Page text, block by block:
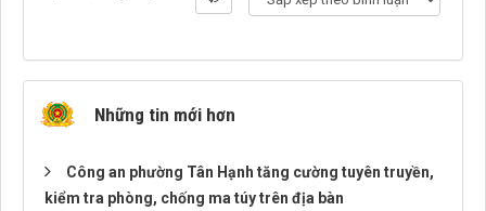
Những tin mới hơn
Công an phường Tân Hạnh tăng cường tuyên truyền,
kiểm tra phòng, chống ma túy trên địa bàn